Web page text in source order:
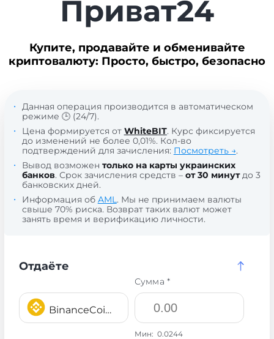
Приват24
Купите, продавайте и обменивайте
криптовалюту: Просто, быстро, безопасно
Данная операция производится в автоматическом
режиме 🕒 (24/7).
Цена формируется от WhiteBIT. Курс фиксируется
до изменений не более 0,01%. Кол-во
подтверждений для зачисления: Посмотреть →.
Вывод возможен только на карты украинских
банков. Срок зачисления средств – от 30 минутдо 3
банковских дней.
Информация об AML. Мы не принимаем валюты
свыше 70% риска. Возврат таких валют может
занять время и верификацию личности.
Отдаёте
BinanceCoin BEP20 BNB
Сумма *
Мин: 0.0244